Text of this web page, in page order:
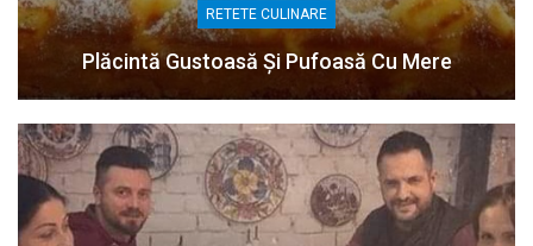
RETETE CULINARE
Plăcintă Gustoasă Și Pufoasă Cu Mere